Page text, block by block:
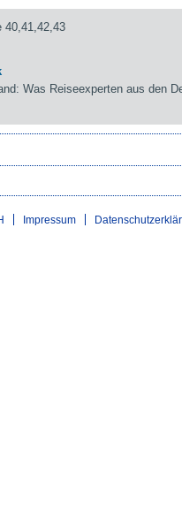
40,41,42,43
Was Reiseexperten aus den
Impressum